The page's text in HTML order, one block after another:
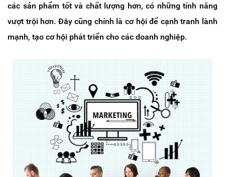
các sản phẩm tốt và chất lượng hơn, có những tính năng
vượt trội hơn. Đây cũng chính là cơ hội để cạnh tranh lành
mạnh, tạo cơ hội phát triển cho các doanh nghiệp.